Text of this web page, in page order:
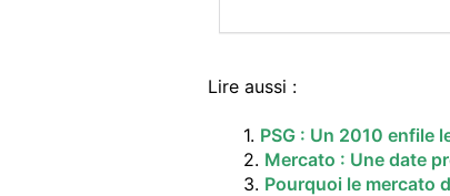
Lire aussi :
1. PSG : Un 2010 enfile
2. Mercato : Une date
3. Pourquoi le mercato